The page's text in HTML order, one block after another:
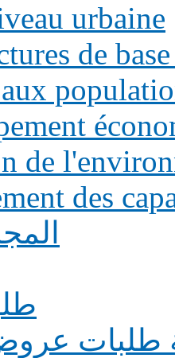
urbaine
de
de
des
طلبات